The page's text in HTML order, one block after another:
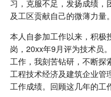
习，克服不足，发扬成绩，
及工区贡献自己的微薄力量。
本人自参加工作以来，积极
岗，20xx年9月评为技术员
工作，我刻苦钻研，不断探
工程技术经济及建筑企业管
工作成绩。回顾这几年的工